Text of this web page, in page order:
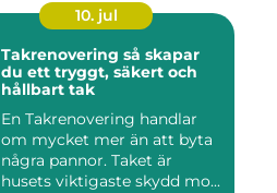
10. jul
Takrenovering så skapar
du ett tryggt, säkert och
hållbart tak
En Takrenovering handlar
om mycket mer än att byta
några pannor. Taket är
husets viktigaste skydd mo...